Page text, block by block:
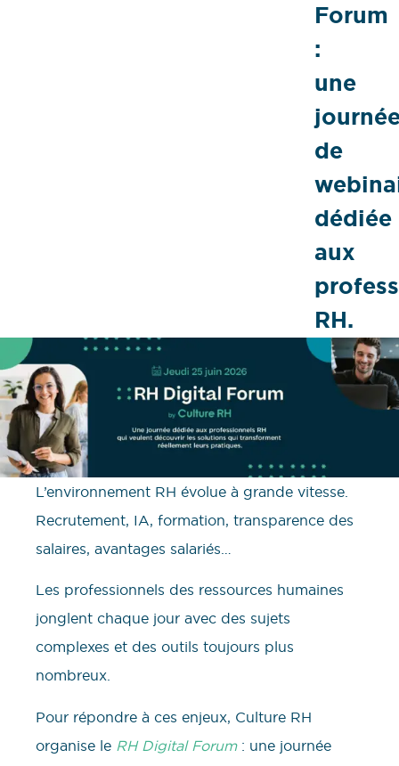
Forum
:
une
de
dédiée
aux
RH.
L’environnement RH évolue à grande vitesse.
Recrutement, IA, formation, transparence des
salaires, avantages salariés…
Les professionnels des ressources humaines
jonglent chaque jour avec des sujets
complexes et des outils toujours plus
nombreux.
Pour répondre à ces enjeux, Culture RH
organise le RH Digital Forum: une journée